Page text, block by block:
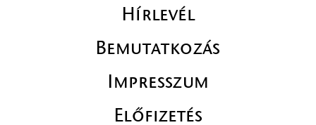
Hírlevél
Bemutatkozás
Impresszum
Előfizetés